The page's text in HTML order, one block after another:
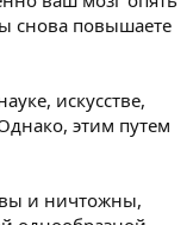
снова повышаете
искусстве,
этим путем
и ничтожны,